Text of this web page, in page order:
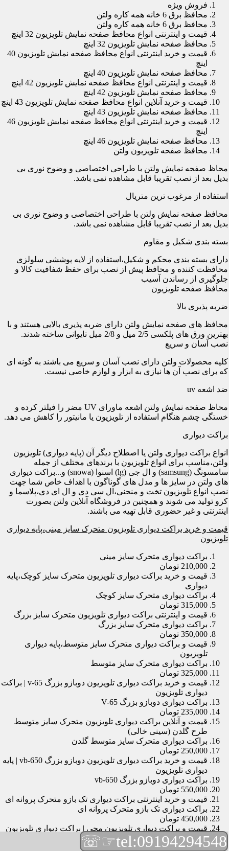
فروش ویژه
محافظ برق 6 خانه همه کاره ولتن
محافظ برق 6 خانه همه کاره ولتن
قیمت و اینترنتی انواع محافظ صفحه نمایش تلویزیون 32 اینچ
محافظ صفحه نمایش تلویزیون 32 اینچ
قیمت و خرید اینترنتی انواع محافظ صفحه نمایش تلویزیون 40
اینچ
محافظ صفحه نمایش تلویزیون 40 اینچ
قیمت و اینترنتی انواع محافظ صفحه نمایش تلویزیون 42 اینچ
محافظ صفحه نمایش تلویزیون 42 اینچ
قیمت و خرید آنلاین انواع محافظ صفحه نمایش تلویزیون 43 اینچ
محافظ صفحه نمایش تلویزیون 43 اینچ
قیمت و خرید اینترنتی انواع محافظ صفحه نمایش تلویزیون 46
اینچ
محافظ صفحه نمایش تلویزیون 46 اینچ
محافظ صفحه تلویزیون ولتن
محاظ صفحه نمایش ولتن با طراحی اختصاصی و وضوح نوری بی
بدیل بعد از نصب تقریبا قابل مشاهده نمی باشد.
استفاده از مرغوب ترین متریال
محافظ صفحه نمایش ولتن با طراحی اختصاصی و وضوح نوری بی
بدیل بعد از نصب تقریبا قابل مشاهده نمی باشد.
بسته بندی شکیل و مقاوم
دارای بسته بندی محکم و شکیل،استفاده از لایه پوششی سلولزی
محافظت کننده و محافظ پیش از نصب برای حفظ شفافیت کالا و
جلوگیری از رساندن آسیب
محافظ صفحه تلویزیون
ضربه پذیری بالا
محافظ های صفحه نمایش ولتن دارای ضربه پذیری بالایی هستند و با
بهترین ورق های پلکسی 2/5 میل و 2/8 میل تایوانی ساخته شدند.
نصب آسان و سریع
کلیه محصولات ولتن دارای نصب آسان و سریع می باشند به گونه ای
که برای نصب آن ها نیازی به ابزار و لوازم خاصی نیست.
ضد اشعه uv
محاظ صفحه نمایش ولتن اشعه ماورای UV مضر را فیلتر کرده و
خستگی چشم هنگام استفاده از تلویزیون یا مانیتور را کاهش می دهد.
براکت دیواری
انواع براکت دیواری ولتن یا اصطلاح دیگر آن (پایه دیواری) تلویزیون
ولتن،مناسب برای انواع تلویزیون با برندهای مختلف از جمله
سامسونگ (samsung) و ال جی (lg) اسنوا (snowa) و...براکت دیواری
های ولتن در سایز ها و مدل های گوناگون با اهداف خاص شما جهت
نصب انواع تلویزیون تخت و منحنی،ال سی دی و ال ای دی،پلاسما و
کرو تولید می شوند و همچنین در فروشگاه آنلاین ولتن بصورت
اینترنتی و غیر حضوری قابل تهیه می باشند.
قیمت و خرید براکت دیواری تلویزیون متحرک سایز مینی،پایه دیواری
تلویزیون
براکت دیواری متحرک سایز مینی
210,000 تومان
قیمت و خرید براکت دیواری تلویزیون متحرک سایز کوچک،پایه
دیواری
براکت دیواری متحرک سایز کوچک
315,000 تومان
قیمت و اینترنتی براکت دیواری تلویزیون متحرک سایز بزرگ
براکت دیواری متحرک سایز بزرگ
350,000 تومان
قیمت و براکت دیواری متحرک سایز متوسط،پایه دیواری
تلویزیون
براکت دیواری متحرک سایز متوسط
325,000 تومان
قیمت و خرید براکت دیواری تلویزیون دوبازو بزرگ v-65 | براکت
دیواری تلویزیون
براکت دیواری دوبازو بزرگ V-65
235,000 تومان
قیمت و آنلاین براکت دیواری تلویزیون متحرک سایز متوسط
طرح گلدن (سینی خالی)
براکت دیواری متحرک سایز متوسط گلدن
250,000 تومان
قیمت و خرید براکت دیواری تلویزیون دوبازو بزرگ vb-650 | پایه
دیواری تلویزیون
براکت دیواری دوبازو بزرگ vb-650
550,000 تومان
قیمت و خرید اینترنتی براکت دیواری تک بازو متحرک پروانه ای
براکت دیواری تک بازو متحرک پروانه ای
450,000 تومان
قیمت و براکت دیواری تلویزیون مچی | براکت دیواری تلویزیون
براکت دیواری مچی
165,000 تومان
tel:09194294548
☞☏